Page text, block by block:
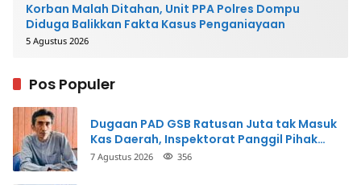
Korban Malah Ditahan, Unit PPA Polres Dompu
Diduga Balikkan Fakta Kasus Penganiayaan
5 Agustus 2026
Pos Populer
Dugaan PAD GSB Ratusan Juta tak Masuk
Kas Daerah, Inspektorat Panggil Pihak
Terkait
7 Agustus 2026 356